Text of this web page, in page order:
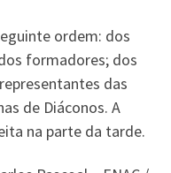
ordem: dos
formadores; dos
das
de Diáconos. A
na parte da tarde.